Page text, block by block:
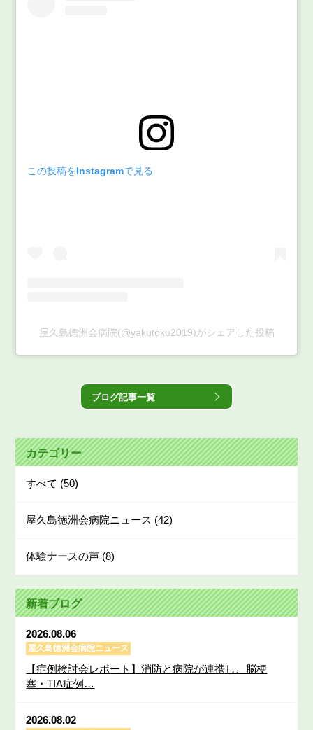
この投稿をInstagramで見る
屋久島徳洲会病院(@yakutoku2019)がシェアした投稿
ブログ記事一覧
カテゴリー
すべて (50)
屋久島徳洲会病院ニュース (42)
体験ナースの声 (8)
新着ブログ
2026.08.06
屋久島徳洲会病院ニュース
【症例検討会レポート】消防と病院が連携し、脳梗
塞・TIA症例…
2026.08.02